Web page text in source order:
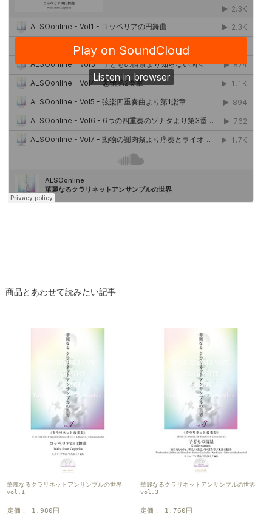
商品とあわせて読みたい記事
華麗なるクラリネットアンサンブルの世界
vol.1
定価： 1,980円
華麗なるクラリネットアンサンブルの世界
vol.3
定価： 1,760円